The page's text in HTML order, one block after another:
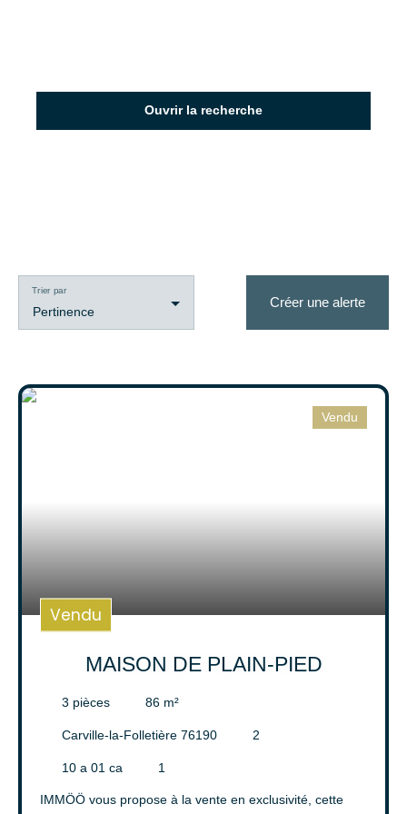
Ouvrir la recherche
Carville-la-Folletière (76190)
Localisation
Budget max (€)
Pertinence
Trier par
Créer une alerte
Vendu
Vendu
MAISON DE PLAIN-PIED
3 pièces 86 m²
Carville-la-Folletière 76190 2
10 a 01 ca 1
IMMÖÖ vous propose à la vente en exclusivité, cette